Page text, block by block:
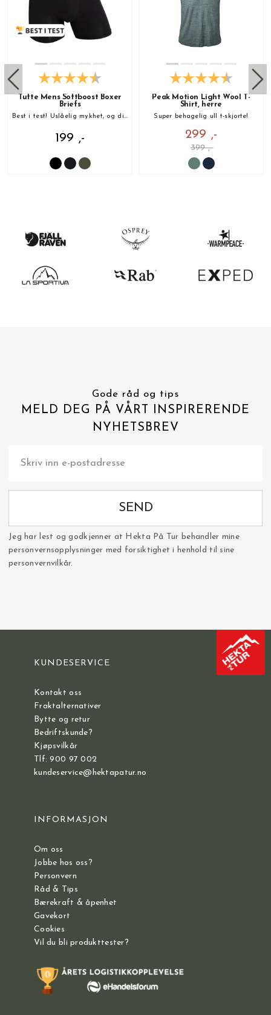
Tufte Mens Softboost Boxer
Briefs
Best i test! Uslåelig mykhet, og din nye favoritt!
199 ,-
Peak Motion Light Wool T-
Shirt, herre
Super behagelig ull t-skjorte!
299 ,-
399 ,-
Gode råd og tips
MELD DEG PÅ VÅRT INSPIRERENDE
NYHETSBREV
SEND
Jeg har lest og godkjenner at Hekta På Tur behandler mine
personvernsopplysninger med forsiktighet i henhold til sine
personvernvilkår.
KUNDESERVICE
Kontakt oss
Fraktalternativer
Bytte og retur
Bedriftskunde?
Kjøpsvilkår
Tlf: 900 97 002
kundeservice@hektapatur.no
INFORMASJON
Om oss
Jobbe hos oss?
Personvern
Råd & Tips
Bærekraft & åpenhet
Gavekort
Cookies
Vil du bli produkttester?